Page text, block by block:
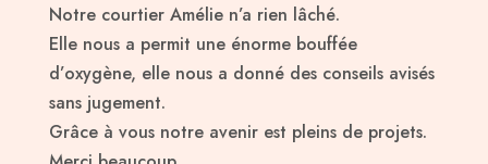
Notre courtier Amélie n’a rien lâché.
Elle nous a permit une énorme bouffée
d’oxygène, elle nous a donné des conseils avisés
sans jugement.
Grâce à vous notre avenir est pleins de projets.